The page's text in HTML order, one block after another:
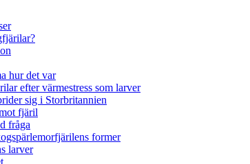
hur det var
efter värmestress som larver
sig i Storbritannien
fjäril
fråga
former
larver